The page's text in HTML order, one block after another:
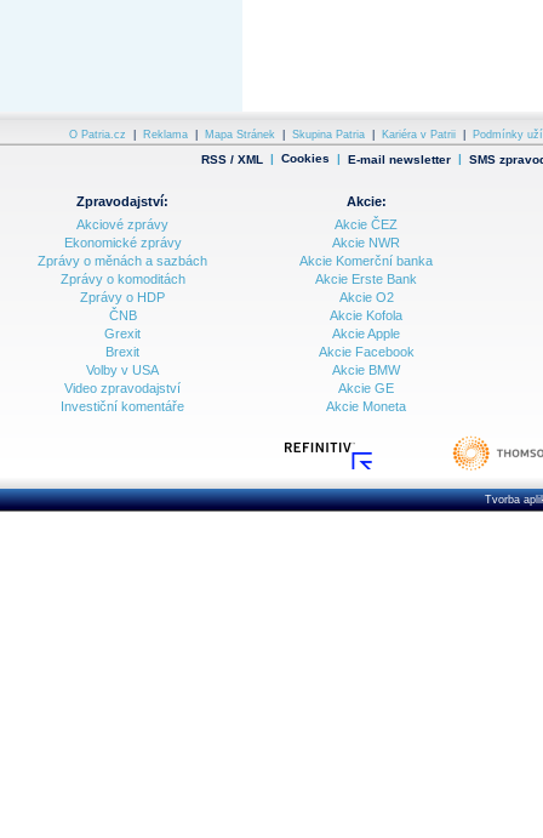
O Patria.cz Reklama Mapa Stránek Skupina Patria Kariéra v Patrii Podmínky
RSS / XML | Cookies | E-mail newsletter | SMS
Zpravodajství:
Akciové zprávy
Ekonomické zprávy
Zprávy o měnách a sazbách
Zprávy o komoditách
Zprávy o HDP
ČNB
Grexit
Brexit
Volby v USA
Video zpravodajství
Investiční komentáře
Akcie:
Akcie ČEZ
Akcie NWR
Akcie Komerční banka
Akcie Erste Bank
Akcie O2
Akcie Kofola
Akcie Apple
Akcie Facebook
Akcie BMW
Akcie GE
Akcie Moneta
Tvorba